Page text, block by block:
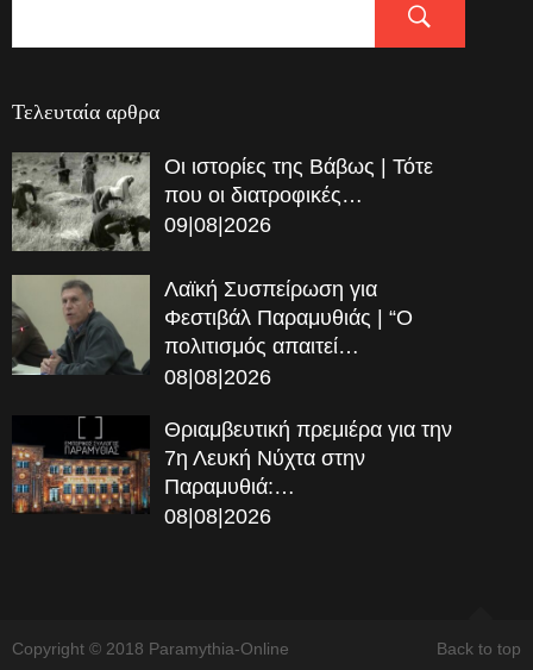
Τελευταία αρθρα
Οι ιστορίες της Βάβως | Τότε
που οι διατροφικές…
09|08|2026
Λαϊκή Συσπείρωση για
Φεστιβάλ Παραμυθιάς | “Ο
πολιτισμός απαιτεί…
08|08|2026
Θριαμβευτική πρεμιέρα για την
7η Λευκή Νύχτα στην
Παραμυθιά:…
08|08|2026
Back to top
Copyright © 2018 Paramythia-Online